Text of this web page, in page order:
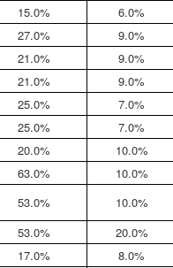
15.0%
6.0%
27.0%
9.0%
21.0%
9.0%
21.0% 9.0%
25.0%
7.0%
25.0% 7.0%
20.0%
10.0%
63.0%
10.0%
53.0%
10.0%
53.0% 20.0%
17.0% 8.0%